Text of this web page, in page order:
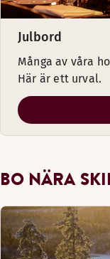
Julbord
Många av våra
Här är ett urval.
BO NÄRA